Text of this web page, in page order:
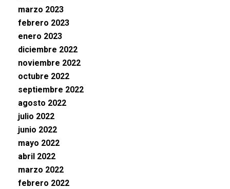
marzo 2023
febrero 2023
enero 2023
diciembre 2022
noviembre 2022
octubre 2022
septiembre 2022
agosto 2022
julio 2022
junio 2022
mayo 2022
abril 2022
marzo 2022
febrero 2022